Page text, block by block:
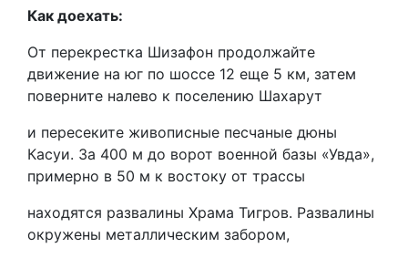
Как доехать:
От перекрестка Шизафон продолжайте
движение на юг по шоссе 12 еще 5 км, затем
поверните налево к поселению Шахарут
и пересеките живописные песчаные дюны
Касуи. За 400 м до ворот военной базы «Увда»,
примерно в 50 м к востоку от трассы
находятся развалины Храма Тигров. Развалины
окружены металлическим забором,